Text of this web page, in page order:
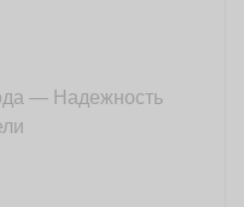
— Надежность